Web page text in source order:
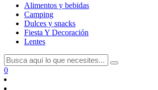
Alimentos y bebidas
Camping
Dulces y snacks
Fiesta Y Decoración
Lentes
0